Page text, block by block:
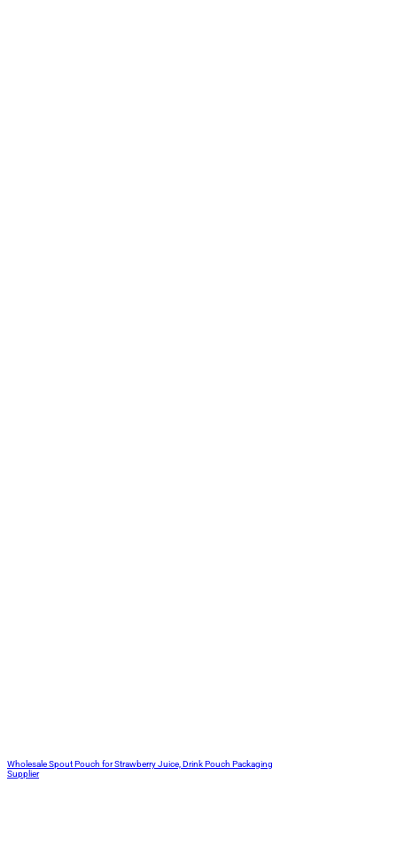
Wholesale Spout Pouch for Strawberry Juice, Drink Pouch Packaging
Supplier